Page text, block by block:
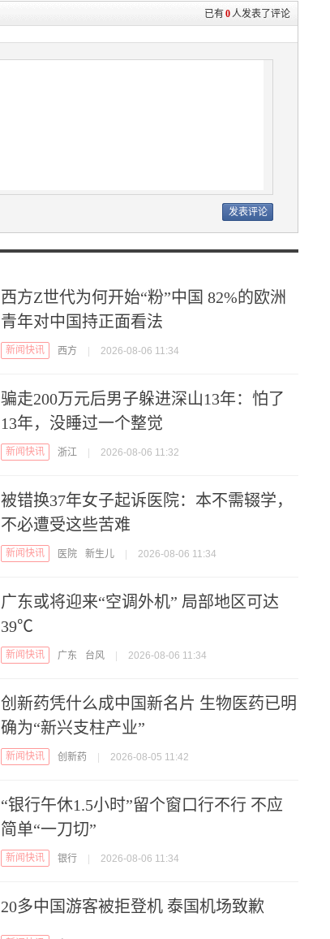
已有0人发表了评论
西方Z世代为何开始“粉”中国 82%的欧洲
青年对中国持正面看法
新闻快讯 西方 2026-08-06 11:34
骗走200万元后男子躲进深山13年：怕了
13年，没睡过一个整觉
新闻快讯 浙江 2026-08-06 11:32
被错换37年女子起诉医院：本不需辍学，
不必遭受这些苦难
新闻快讯 医院 新生儿 2026-08-06 11:34
广东或将迎来“空调外机” 局部地区可达
39℃
新闻快讯 广东 台风 2026-08-06 11:34
创新药凭什么成中国新名片 生物医药已明
确为“新兴支柱产业”
新闻快讯 创新药 2026-08-05 11:42
“银行午休1.5小时”留个窗口行不行 不应
简单“一刀切”
新闻快讯 银行 2026-08-06 11:34
20多中国游客被拒登机 泰国机场致歉